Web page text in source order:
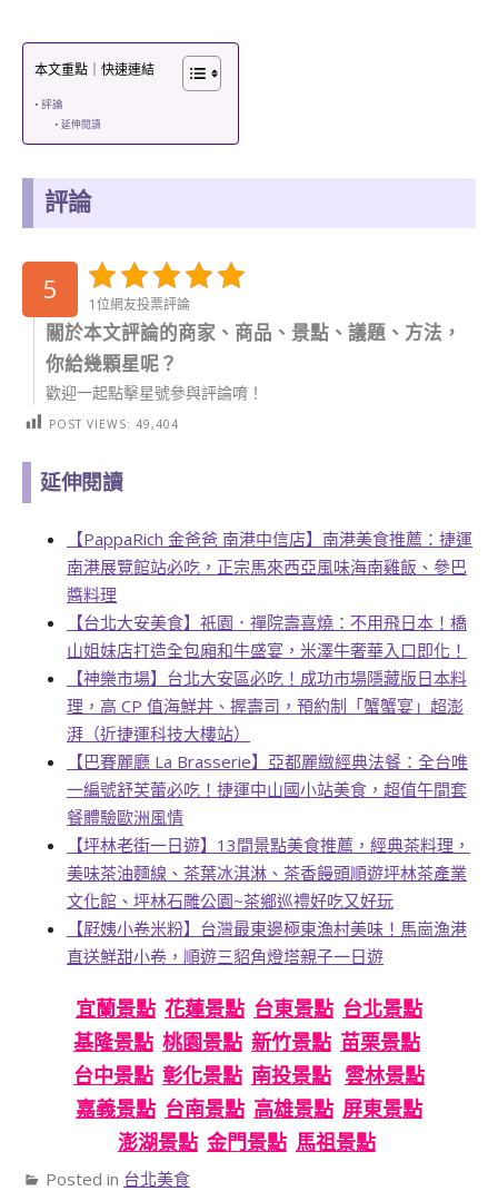
本文重點｜快速連結
評論
延伸閱讀
評論
5 1位網友投票評論
關於本文評論的商家、商品、景點、議題、方法，
你給幾顆星呢？
歡迎一起點擊星號參與評論唷！
POST VIEWS: 49,404
延伸閱讀
【PappaRich 金爸爸 南港中信店】南港美食推薦：捷運
南港展覽館站必吃，正宗馬來西亞風味海南雞飯、參巴
醬料理
【台北大安美食】祇園．禪院壽喜燒：不用飛日本！橋
山姐妹店打造全包廂和牛盛宴，米澤牛奢華入口即化！
【神樂市場】台北大安區必吃！成功市場隱藏版日本料
理，高 CP 值海鮮丼、握壽司，預約制「蟹蟹宴」超澎
湃（近捷運科技大樓站）
【巴賽麗廳 La Brasserie】亞都麗緻經典法餐：全台唯
一編號舒芙蕾必吃！捷運中山國小站美食，超值午間套
餐體驗歐洲風情
【坪林老街一日遊】13間景點美食推薦，經典茶料理，
美味茶油麵線、茶葉冰淇淋、茶香饅頭順遊坪林茶產業
文化館、坪林石雕公園~茶鄉巡禮好吃又好玩
【屘姨小卷米粉】台灣最東邊極東漁村美味！馬崗漁港
直送鮮甜小卷，順遊三貂角燈塔親子一日遊
宜蘭景點 花蓮景點 台東景點 台北景點
基隆景點 桃園景點 新竹景點 苗栗景點
台中景點 彰化景點 南投景點 雲林景點
嘉義景點 台南景點 高雄景點 屏東景點
澎湖景點 金門景點 馬祖景點
Posted in 台北美食